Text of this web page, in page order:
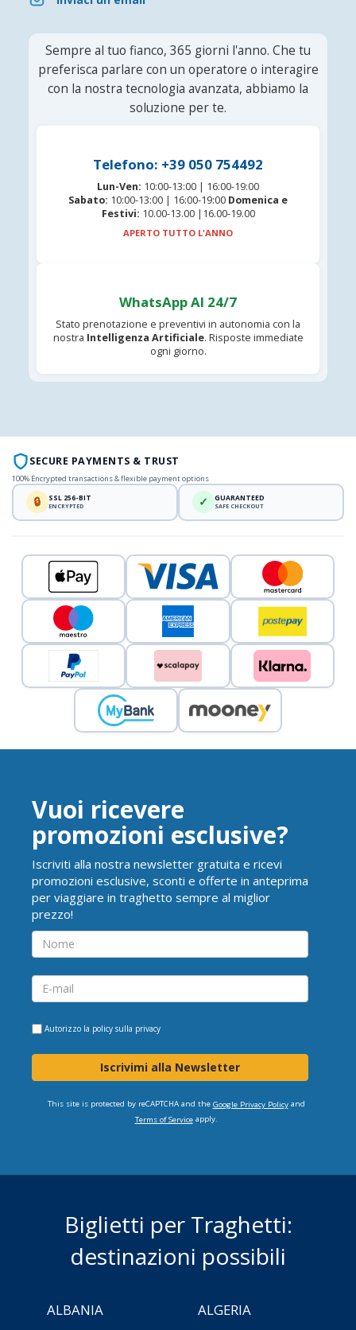
Sempre al tuo fianco, 365 giorni l'anno. Che tu
preferisca parlare con un operatore o interagire
con la nostra tecnologia avanzata, abbiamo la
soluzione per te.
Telefono: +39 050 754492
Lun-Ven: 10:00-13:00 | 16:00-19:00
Sabato: 10:00-13:00 | 16:00-19:00 Domenica e
Festivi: 10.00-13.00 |16.00-19.00
APERTO TUTTO L'ANNO
WhatsApp AI 24/7
Stato prenotazione e preventivi in autonomia con la
nostra Intelligenza Artificiale. Risposte immediate
ogni giorno.
SECURE PAYMENTS & TRUST
100% Encrypted transactions & flexible payment options
🔒 SSL 256-BIT
ENCRYPTED ✓ GUARANTEED
SAFE CHECKOUT
Vuoi ricevere
promozioni esclusive?
Iscriviti alla nostra newsletter gratuita e ricevi
promozioni esclusive, sconti e offerte in anteprima
per viaggiare in traghetto sempre al miglior
prezzo!
Autorizzo la policy sulla privacy
Iscrivimi alla Newsletter
This site is protected by reCAPTCHA and the Google Privacy Policyand
Terms of Serviceapply.
Biglietti per Traghetti:
destinazioni possibili
ALBANIA
ALGERIA